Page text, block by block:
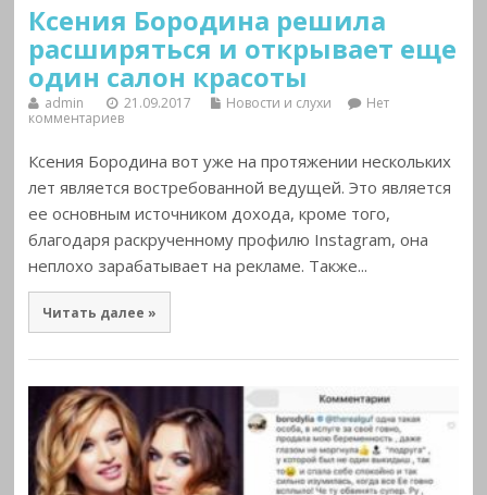
Ксения Бородина решила
расширяться и открывает еще
один салон красоты
admin 21.09.2017 Новости и слухи
Нет
комментариев
Ксения Бородина вот уже на протяжении нескольких
лет является востребованной ведущей. Это является
ее основным источником дохода, кроме того,
благодаря раскрученному профилю Instagram, она
неплохо зарабатывает на рекламе. Также...
Читать далее »